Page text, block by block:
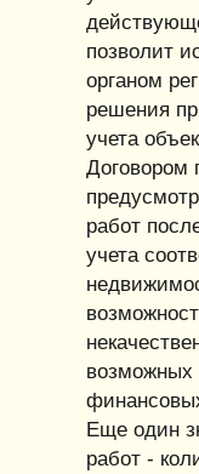
позволит
органом
решения
учета
Договором
работ
учета
возможных
Еще один
работ -